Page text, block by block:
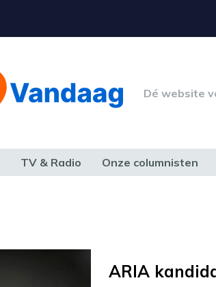
Dé website
TV & Radio Onze columnisten
ARIA